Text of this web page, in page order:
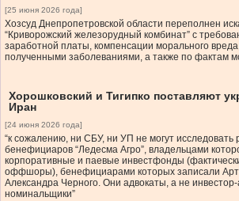
[25 июня 2026 года]
Хозсуд Днепропетровской области переполнен
“Криворожский железорудный комбинат” с
заработной платы, компенсации морального
полученными заболеваниями, а также по фактам
Хорошковский и Тигипко поставляют
Иран
[24 июня 2026 года]
“к сожалению, ни СБУ, ни УП не могут исследовать
бенефициаров “Ледесма Агро”, владельцами
корпоративные и паевые инвестфонды
оффшоры), бенефициарами которых записали
Александра Черного. Они адвокаты, а не инвестор-
номинальщики”